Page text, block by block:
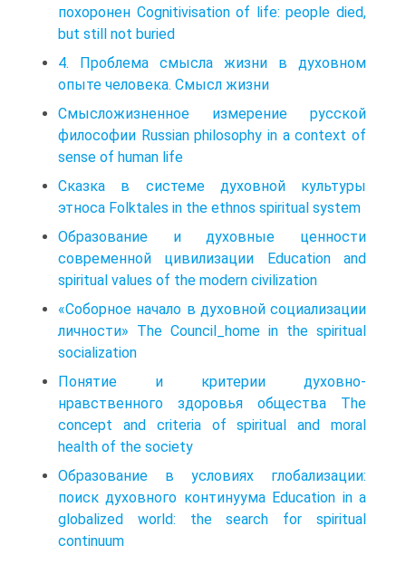
похоронен Cognitivisation of life: people died,
but still not buried
4. Проблема смысла жизни в духовном
опыте человека. Смысл жизни
Смысложизненное измерение русской
философии Russian philosophy in a context of
sense of human life
Сказка в системе духовной культуры
этноса Folktales in the ethnos spiritual system
Образование и духовные ценности
современной цивилизации Education and
spiritual values of the modern civilization
«Соборное начало в духовной социализации
личности» The Council_home in the spiritual
socialization
Понятие и критерии духовно-
нравственного здоровья общества The
concept and criteria of spiritual and moral
health of the society
Образование в условиях глобализации:
поиск духовного континуума Education in a
globalized world: the search for spiritual
continuum